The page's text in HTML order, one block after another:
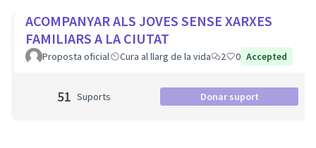
ACOMPANYAR ALS JOVES SENSE XARXES
FAMILIARS A LA CIUTAT
Proposta oficial Cura al llarg de la vida 2 0 Accepted
51 Suports Donar suport